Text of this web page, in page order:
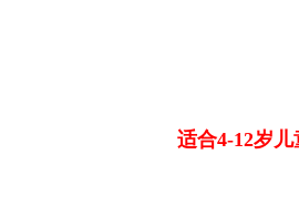
适合4-12岁